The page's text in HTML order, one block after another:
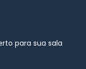
para sua sala